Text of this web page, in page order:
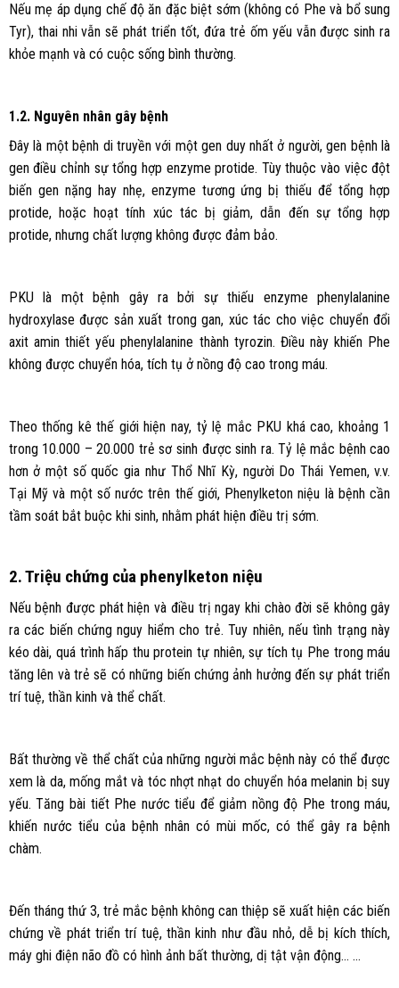
Nếu mẹ áp dụng chế độ ăn đặc biệt sớm (không có Phe và bổ sung
Tyr), thai nhi vẫn sẽ phát triển tốt, đứa trẻ ốm yếu vẫn được sinh ra
khỏe mạnh và có cuộc sống bình thường.
1.2. Nguyên nhân gây bệnh
Đây là một bệnh di truyền với một gen duy nhất ở người, gen bệnh là
gen điều chỉnh sự tổng hợp enzyme protide. Tùy thuộc vào việc đột
biến gen nặng hay nhẹ, enzyme tương ứng bị thiếu để tổng hợp
protide, hoặc hoạt tính xúc tác bị giảm, dẫn đến sự tổng hợp
protide, nhưng chất lượng không được đảm bảo.
PKU là một bệnh gây ra bởi sự thiếu enzyme phenylalanine
hydroxylase được sản xuất trong gan, xúc tác cho việc chuyển đổi
axit amin thiết yếu phenylalanine thành tyrozin. Điều này khiến Phe
không được chuyển hóa, tích tụ ở nồng độ cao trong máu.
Theo thống kê thế giới hiện nay, tỷ lệ mắc PKU khá cao, khoảng 1
trong 10.000 – 20.000 trẻ sơ sinh được sinh ra. Tỷ lệ mắc bệnh cao
hơn ở một số quốc gia như Thổ Nhĩ Kỳ, người Do Thái Yemen, v.v.
Tại Mỹ và một số nước trên thế giới, Phenylketon niệu là bệnh cần
tầm soát bắt buộc khi sinh, nhằm phát hiện điều trị sớm.
2. Triệu chứng của phenylketon niệu
Nếu bệnh được phát hiện và điều trị ngay khi chào đời sẽ không gây
ra các biến chứng nguy hiểm cho trẻ. Tuy nhiên, nếu tình trạng này
kéo dài, quá trình hấp thu protein tự nhiên, sự tích tụ Phe trong máu
tăng lên và trẻ sẽ có những biến chứng ảnh hưởng đến sự phát triển
trí tuệ, thần kinh và thể chất.
Bất thường về thể chất của những người mắc bệnh này có thể được
xem là da, mống mắt và tóc nhợt nhạt do chuyển hóa melanin bị suy
yếu. Tăng bài tiết Phe nước tiểu để giảm nồng độ Phe trong máu,
khiến nước tiểu của bệnh nhân có mùi mốc, có thể gây ra bệnh
chàm.
Đến tháng thứ 3, trẻ mắc bệnh không can thiệp sẽ xuất hiện các biến
chứng về phát triển trí tuệ, thần kinh như đầu nhỏ, dễ bị kích thích,
máy ghi điện não đồ có hình ảnh bất thường, dị tật vận động… …